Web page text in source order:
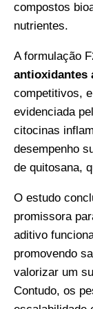
compostos
nutrientes.
A formulação
antioxidantes
competitivos, e
evidenciada
citocinas
desempenho
de quitosana,
O estudo
promissora
aditivo
promovendo
valorizar um
Contudo, os